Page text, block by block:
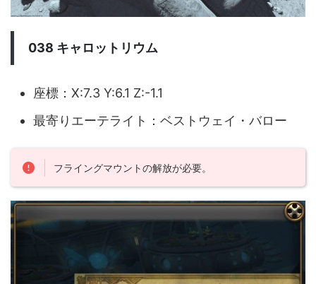
038 キャロットリウム
座標：X:7.3 Y:6.1 Z:-1.1
最寄りエーテライト：ベストウェイ・バロー
フライングマウントの解放が必要。